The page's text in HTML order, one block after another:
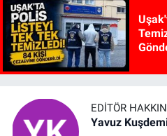
EDITÖR
Yavuz